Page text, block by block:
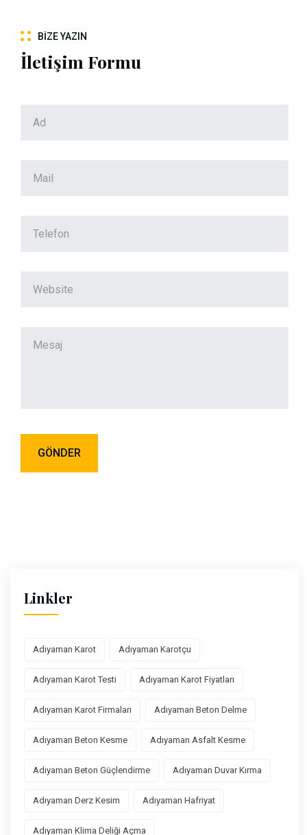
BIZE YAZIN
İletişim Formu
Linkler
Adıyaman Karot Adıyaman Karotçu
Adıyaman Karot Testi Adıyaman Karot Fiyatları
Adıyaman Karot Firmaları Adıyaman Beton Delme
Adıyaman Beton Kesme Adıyaman Asfalt Kesme
Adıyaman Beton Güçlendirme Adıyaman Duvar Kırma
Adıyaman Derz Kesim Adıyaman Hafriyat
Adıyaman Klima Deliği Açma